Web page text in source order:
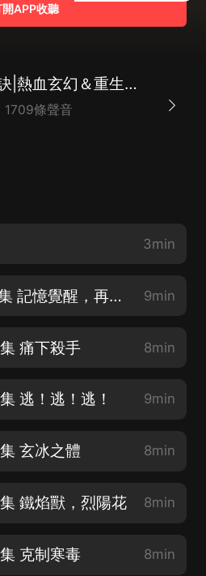
開APP收聽
九轉星辰訣|熱血玄幻＆重生戰神＆全能萬界|多人有聲
1709條聲音
3min
九轉星辰訣 第001集 記憶覺醒，再世為人 9min
痛下殺手 8min
逃！逃！逃！ 9min
玄冰之體 8min
鐵焰獸，烈陽花 8min
克制寒毒 8min